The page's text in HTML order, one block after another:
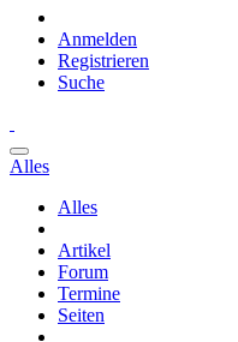
Anmelden
Registrieren
Suche
Alles
Alles
Artikel
Forum
Termine
Seiten